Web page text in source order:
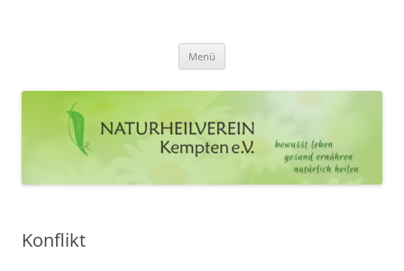
Menü
Konflikt